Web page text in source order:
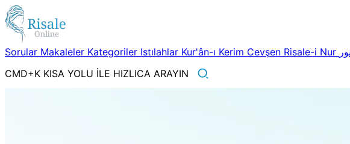
Sorular Makaleler Kategoriler Istılahlar Kur'ân-ı Kerim Cevşen Risale-i Nur
CMD+K KISA YOLU İLE HIZLICA ARAYIN